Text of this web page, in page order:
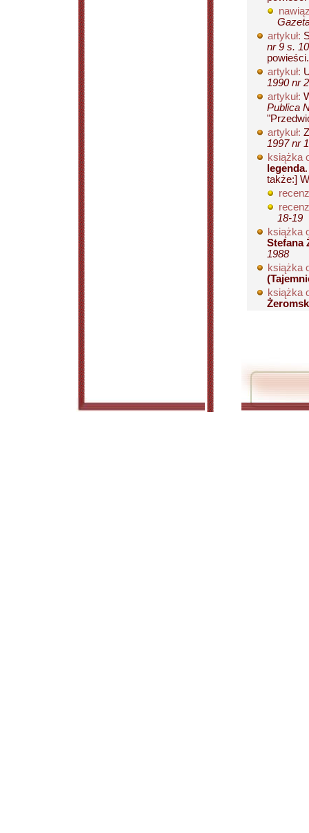
artykuł:
nr 9 s.
artykuł:
1990 nr
artykuł:
Publica
artykuł:
1997 nr
książka
legenda
także:]
18-19
książka
Stefana
1988
książka
książka